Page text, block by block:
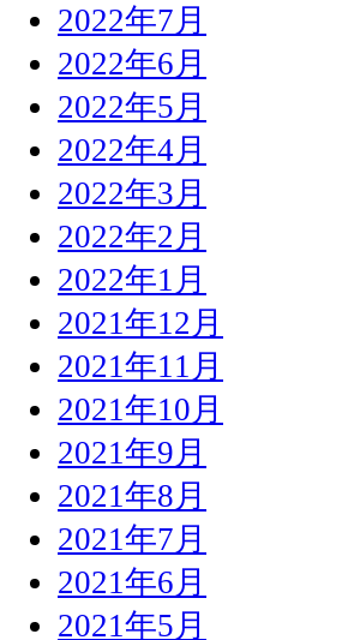
2022年7月
2022年6月
2022年5月
2022年4月
2022年3月
2022年2月
2022年1月
2021年12月
2021年11月
2021年10月
2021年9月
2021年8月
2021年7月
2021年6月
2021年5月